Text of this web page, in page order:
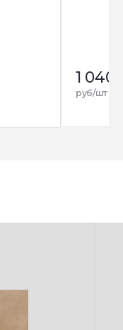
1 040
руб/шт